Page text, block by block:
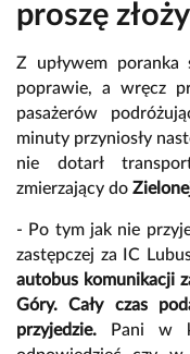
proszę
Z upływem poranka
poprawie, a wręcz
pasażerów
minuty przyniosły
nie dotarł
zmierzający do
- Po tym jak nie
zastępczej za IC
autobus komunikacji
Góry. Cały czas
przyjedzie.
Pani w